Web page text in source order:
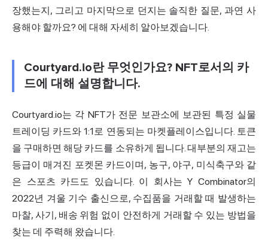
장했는지, 그리고 마지막으로 던지는 솔직한 질문, 과연 사
용해야 할까요? 에 대해 자세히 알아보겠습니다.
Courtyard.io란 무엇인가요? NFT로서의 카
드에 대해 설명합니다.
Courtyard.io는 각 NFT가 전문 보관소에 보관된 특정 실물
트레이딩 카드와 1:1로 연동되는 마켓플레이스입니다. 토큰
을 구매하면 해당 카드를 소유하게 됩니다. 대부분의 재고는
등급이 매겨진 포켓몬 카드이며, 농구, 야구, 미식축구와 같
은 스포츠 카드도 있습니다. 이 회사는 Y Combinator의
2022년 겨울 기수 출신으로, 수집품을 거래할 때 발생하는
마찰, 사기, 배송 위험 없이 안전하게 거래할 수 있는 방법을
찾는 데 주력해 왔습니다.